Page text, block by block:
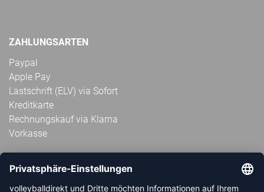
ZAHLUNGSARTEN
Paypal
Apple Pay
Lastschrift (ELV) via Sofort
Kreditkarte
Rechnungskauf via Klarna
Vorkasse
ABONNIERE JETZT DEN KOSTENLOSEN
VOLLEYBALLDIREKT-NEWSLETTER UND VERPASSE KEINE